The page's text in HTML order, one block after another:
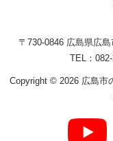
〒730-0846 広島県広
TEL：
Copyright © 2026 広島市